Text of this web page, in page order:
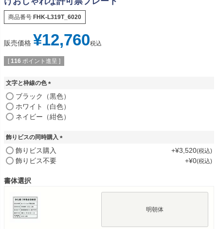
商品番号 FHK-L319T_6020
販売価格 ¥12,760税込
[ 116 ポイント進呈 ]
文字と枠線の色
(
必
須
)
ブラック（黒色）
ホワイト（白色）
ネイビー（紺色）
飾りビスの同時購入
飾りビス購入 +¥3,520 税込
飾りビス不要 +¥0 税込
書体選択
明朝体